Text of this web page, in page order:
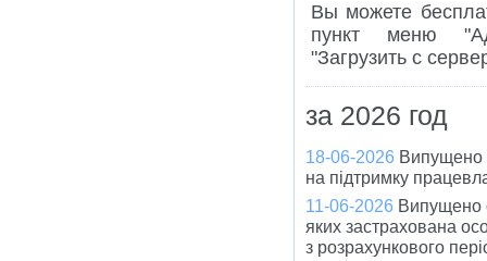
Вы можете
пункт меню
"Загрузить с
за 2026 год
18-06-2026 Випущено
на підтримку
11-06-2026 Випущено
яких застрахована
з розрахункового